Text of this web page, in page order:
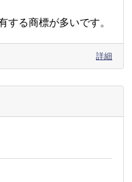
る商標が多いです。
詳細